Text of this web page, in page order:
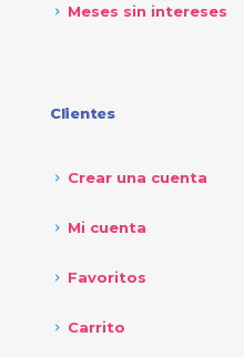
Meses sin intereses
Clientes
Crear una cuenta
Mi cuenta
Favoritos
Carrito